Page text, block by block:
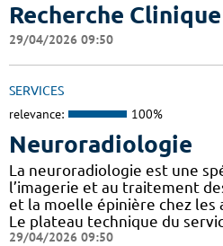
Recherche Clinique
29/04/2026 09:50
SERVICES
relevance: 100%
Neuroradiologie
La neuroradiologie est une
l’imagerie et au traitement
et la moelle épinière chez les
Le plateau technique du
29/04/2026 09:50